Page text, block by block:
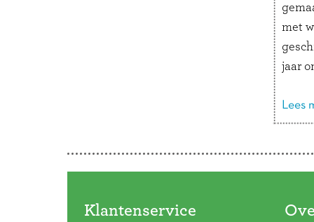
met
jaar
de
Lees
Klantenservice